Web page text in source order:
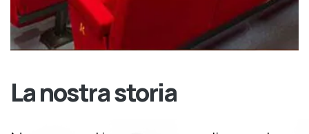
La nostra storia